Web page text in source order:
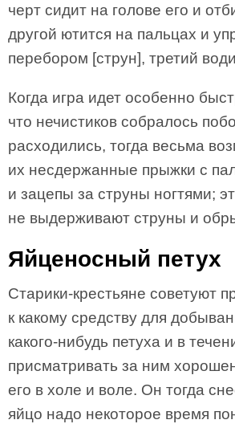
черт сидит на голове его и
другой ютится на пальцах и
перебором [струн], третий
Когда игра идет особенно
что нечистиков собралось
расходились, тогда весьма
их несдержанные прыжки с
и зацепы за струны ногтями;
не выдерживают струны и
Яйценосный петух
Старики-крестьяне советуют
к какому средству для
какого-нибудь петуха и в
присматривать за ним
его в холе и воле. Он тогда
яйцо надо некоторое время